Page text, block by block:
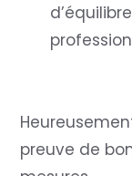
preuve de